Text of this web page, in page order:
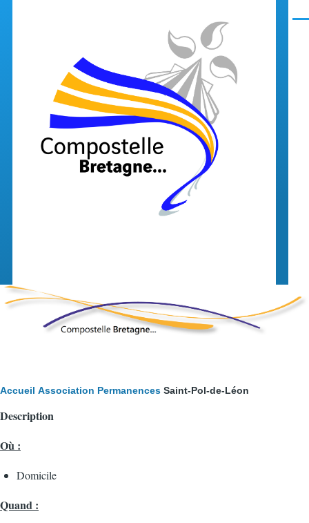
Fil
d'Ariane
Accueil Association Permanences Saint-Pol-de-Léon
Description
Où :
Domicile
Quand :